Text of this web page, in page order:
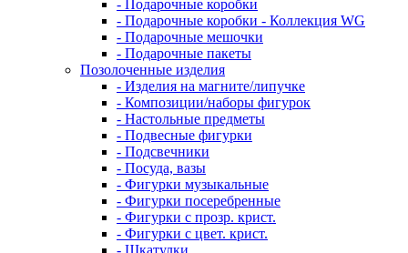
- Подарочные коробки
- Подарочные коробки - Коллекция WG
- Подарочные мешочки
- Подарочные пакеты
Позолоченные изделия
- Изделия на магните/липучке
- Композиции/наборы фигурок
- Настольные предметы
- Подвесные фигурки
- Подсвечники
- Посуда, вазы
- Фигурки музыкальные
- Фигурки посеребренные
- Фигурки с прозр. крист.
- Фигурки с цвет. крист.
- Шкатулки